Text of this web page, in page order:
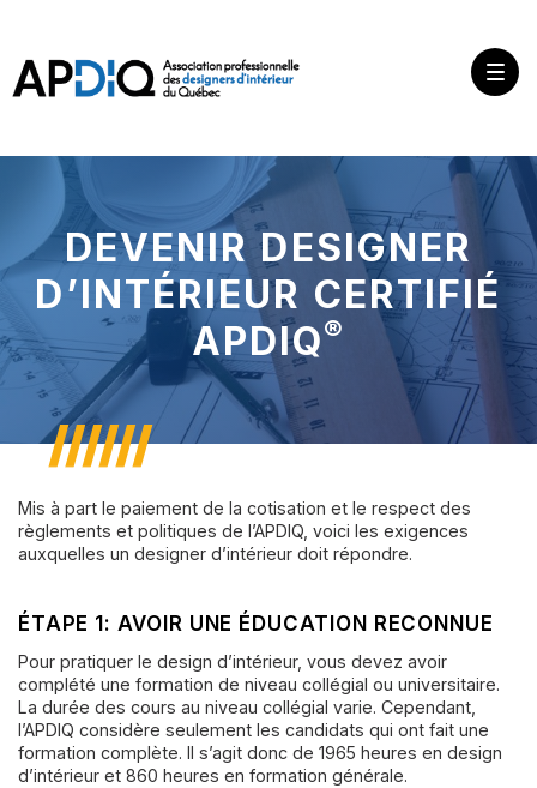
DEVENIR DESIGNER
D’INTÉRIEUR CERTIFIÉ
APDIQ®
Mis à part le paiement de la cotisation et le respect des
règlements et politiques de l’APDIQ, voici les exigences
auxquelles un designer d’intérieur doit répondre.
ÉTAPE 1: AVOIR UNE ÉDUCATION RECONNUE
Pour pratiquer le design d’intérieur, vous devez avoir
complété une formation de niveau collégial ou universitaire.
La durée des cours au niveau collégial varie. Cependant,
l’APDIQ considère seulement les candidats qui ont fait une
formation complète. Il s’agit donc de 1965 heures en design
d’intérieur et 860 heures en formation générale.